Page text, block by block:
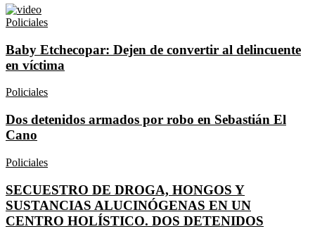
Policiales
Baby Etchecopar: Dejen de convertir al delincuente
en víctima
Policiales
Dos detenidos armados por robo en Sebastián El
Cano
Policiales
SECUESTRO DE DROGA, HONGOS Y
SUSTANCIAS ALUCINÓGENAS EN UN
CENTRO HOLÍSTICO. DOS DETENIDOS